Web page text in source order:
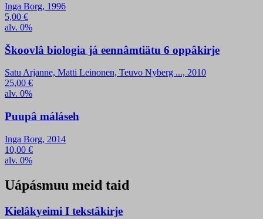
Inga Borg, 1996
5,00 €
alv. 0%
Škoovlâ biologia já eennâmtiätu 6 oppâkirje
Satu Arjanne, Matti Leinonen, Teuvo Nyberg ..., 2010
25,00 €
alv. 0%
Puupâ máláseh
Inga Borg, 2014
10,00 €
alv. 0%
Uápásmuu meid taid
Kielâkyeimi I tekstâkirje